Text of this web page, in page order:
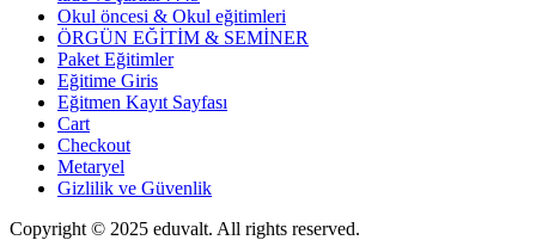
Okul öncesi & Okul eğitimleri
ÖRGÜN EĞİTİM & SEMİNER
Paket Eğitimler
Eğitime Giris
Eğitmen Kayıt Sayfası
Cart
Checkout
Metaryel
Gizlilik ve Güvenlik
Copyright © 2025 eduvalt. All rights reserved.